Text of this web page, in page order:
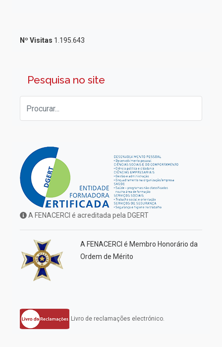
Nº Visitas 1.195.643
Pesquisa no site
A FENACERCI é acreditada pela DGERT
A FENACERCI é Membro Honorário da
Ordem de Mérito
Livro de reclamações electrónico.